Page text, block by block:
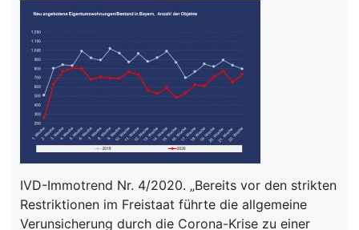
IVD-Immotrend Nr. 4/2020. „Bereits vor den strikten
Restriktionen im Freistaat führte die allgemeine
Verunsicherung durch die Corona-Krise zu einer